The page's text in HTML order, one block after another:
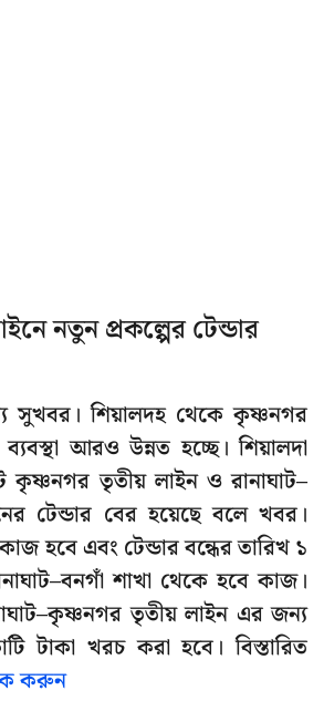
নতুন প্রকল্পের টেন্ডার
সুখবর। শিয়ালদহ থেকে কৃষ্ণনগর
আরও উন্নত হচ্ছে। শিয়ালদা
কৃষ্ণনগর তৃতীয় লাইন ও রানাঘাট–
টেন্ডার বের হয়েছে বলে খবর।
হবে এবং টেন্ডার বন্ধের তারিখ ১
শাখা থেকে হবে কাজ।
তৃতীয় লাইন এর জন্য
টাকা খরচ করা হবে। বিস্তারিত
করুন